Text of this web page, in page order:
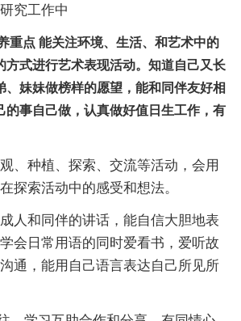
究工作中
点 能关注环境、生活、和艺术中的
方式进行艺术表现活动。知道自己又长
、妹妹做榜样的愿望，能和同伴友好相
的事自己做，认真做好值日生工作，有
种植、探索、交流等活动，会用
探索活动中的感受和想法。
和同伴的讲话，能自信大胆地表
会日常用语的同时爱看书，爱听故
通，能用自己语言表达自己所见所